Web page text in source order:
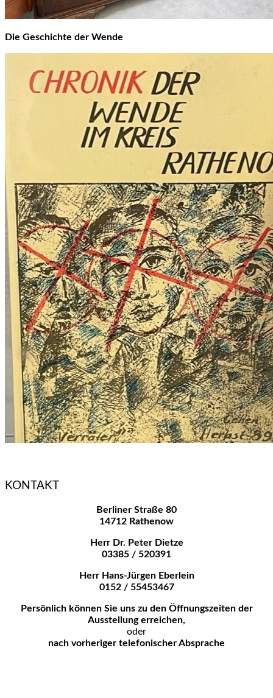
Die Geschichte der Wende
KONTAKT
Berliner Straße 80
14712 Rathenow
Herr Dr. Peter Dietze
03385 / 520391
Herr Hans-Jürgen Eberlein
0152 / 55453467
Persönlich können Sie uns zu den Öffnungszeiten der
Ausstellung erreichen,
oder
nach vorheriger telefonischer Absprache